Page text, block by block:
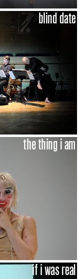
blind date
the thing i am
if i was real